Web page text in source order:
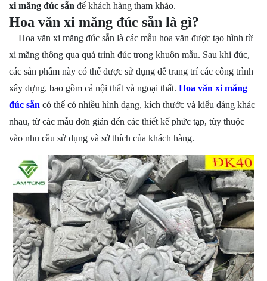
xi măng đúc sẵn để khách hàng tham khảo.
Hoa văn xi măng đúc sẵn là gì?
Hoa văn xi măng đúc sẵn là các mẫu hoa văn được tạo hình từ
xi măng thông qua quá trình đúc trong khuôn mẫu. Sau khi đúc,
các sản phẩm này có thể được sử dụng để trang trí các công trình
xây dựng, bao gồm cả nội thất và ngoại thất. Hoa văn xi măng
đúc sẵn có thể có nhiều hình dạng, kích thước và kiểu dáng khác
nhau, từ các mẫu đơn giản đến các thiết kế phức tạp, tùy thuộc
vào nhu cầu sử dụng và sở thích của khách hàng.